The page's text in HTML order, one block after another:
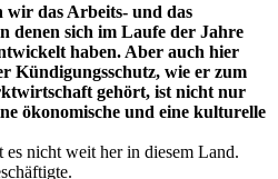
das Arbeits- und das
denen sich im Laufe der Jahre
haben. Aber auch hier
Kündigungsschutz, wie er zum
gehört, ist nicht nur
ökonomische und eine kulturelle
nicht weit her in diesem Land.